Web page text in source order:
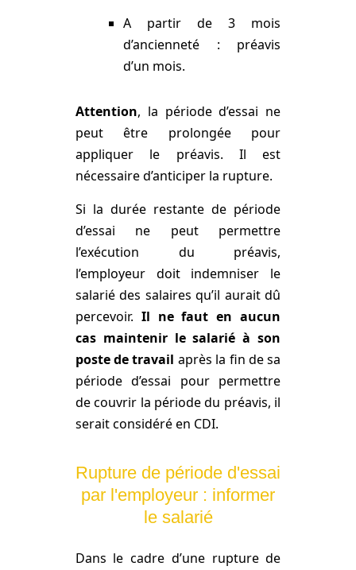
A partir de 3 mois
d’ancienneté : préavis
d’un mois.
Attention, la période d’essai ne
peut être prolongée pour
appliquer le préavis. Il est
nécessaire d’anticiper la rupture.
Si la durée restante de période
d’essai ne peut permettre
l’exécution du préavis,
l’employeur doit indemniser le
salarié des salaires qu’il aurait dû
percevoir. Il ne faut en aucun
cas maintenir le salarié à son
poste de travail après la fin de sa
période d’essai pour permettre
de couvrir la période du préavis, il
serait considéré en CDI.
Rupture de période d'essai
par l'employeur : informer
le salarié
Dans le cadre d’une rupture de